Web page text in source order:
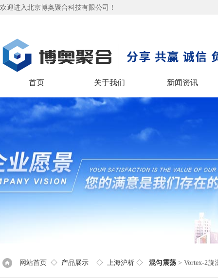
欢迎进入北京博奥聚合科技有限公司！
首页 关于我们 新闻资讯
网站首页 ◇ 产品展示 ◇ 上海沪析 ◇ 混匀震荡 > Vortex-2旋